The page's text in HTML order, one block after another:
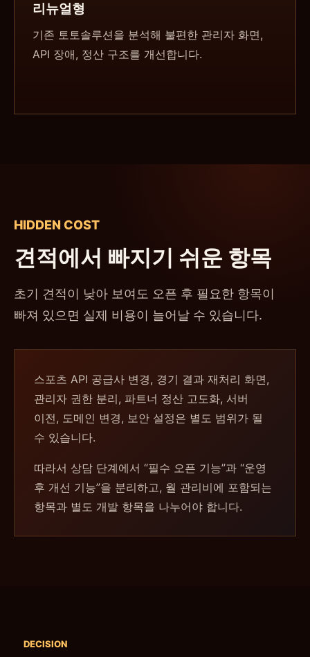
리뉴얼형
기존 토토솔루션을 분석해 불편한 관리자 화면,
API 장애, 정산 구조를 개선합니다.
HIDDEN COST
견적에서 빠지기 쉬운 항목
초기 견적이 낮아 보여도 오픈 후 필요한 항목이
빠져 있으면 실제 비용이 늘어날 수 있습니다.
스포츠 API 공급사 변경, 경기 결과 재처리 화면,
관리자 권한 분리, 파트너 정산 고도화, 서버
이전, 도메인 변경, 보안 설정은 별도 범위가 될
수 있습니다.
따라서 상담 단계에서 “필수 오픈 기능”과 “운영
후 개선 기능”을 분리하고, 월 관리비에 포함되는
항목과 별도 개발 항목을 나누어야 합니다.
DECISION